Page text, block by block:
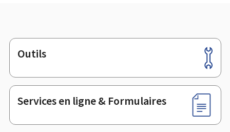
Pied
de
page
Outils
Services en ligne & Formulaires